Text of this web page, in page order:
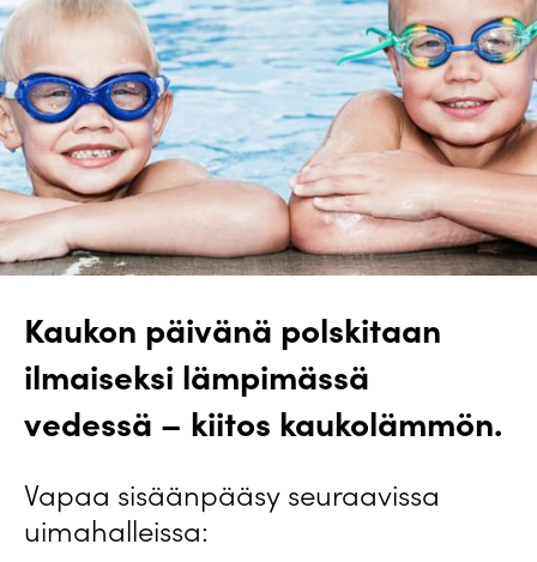
Kaukon päivänä polskitaan
ilmaiseksi lämpimässä
vedessä – kiitos kaukolämmön.
Vapaa sisäänpääsy seuraavissa
uimahalleissa: